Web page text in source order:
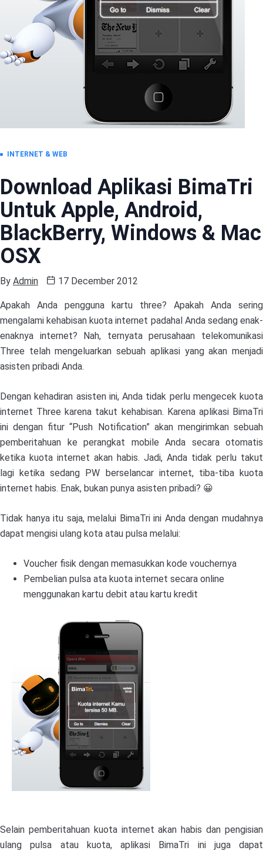
INTERNET & WEB
Download Aplikasi BimaTri
Untuk Apple, Android,
BlackBerry, Windows & Mac
OSX
By Admin 17 December 2012
Apakah Anda pengguna kartu three? Apakah Anda sering
mengalami kehabisan kuota internet padahal Anda sedang enak-
enaknya internet? Nah, ternyata perusahaan telekomunikasi
Three telah mengeluarkan sebuah aplikasi yang akan menjadi
asisten pribadi Anda.
Dengan kehadiran asisten ini, Anda tidak perlu mengecek kuota
internet Three karena takut kehabisan. Karena aplikasi BimaTri
ini dengan fitur “Push Notification” akan mengirimkan sebuah
pemberitahuan ke perangkat mobile Anda secara otomatis
ketika kuota internet akan habis. Jadi, Anda tidak perlu takut
lagi ketika sedang PW berselancar internet, tiba-tiba kuota
internet habis. Enak, bukan punya asisten pribadi? 😀
Tidak hanya itu saja, melalui BimaTri ini Anda dengan mudahnya
dapat mengisi ulang kota atau pulsa melalui:
Voucher fisik dengan memasukkan kode vouchernya
Pembelian pulsa ata kuota internet secara online
menggunakan kartu debit atau kartu kredit
Selain pemberitahuan kuota internet akan habis dan pengisian
ulang pulsa atau kuota, aplikasi BimaTri ini juga dapat